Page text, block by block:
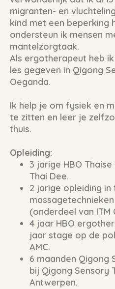
migranten- en
kind met een beperking
ondersteun ik mensen
mantelzorgtaak.
Als ergotherapeut heb
les gegeven in Qigong
Oeganda.
Ik help je om fysiek en
te zitten en leer je
thuis.
Opleiding:
3 jarige HBO
Thai Dee.
2 jarige opleiding
(onderdeel van ITM
4 jaar HBO
jaar stage op de
AMC.
6 maanden Qigong
bij Qigong Sensory
Antwerpen.